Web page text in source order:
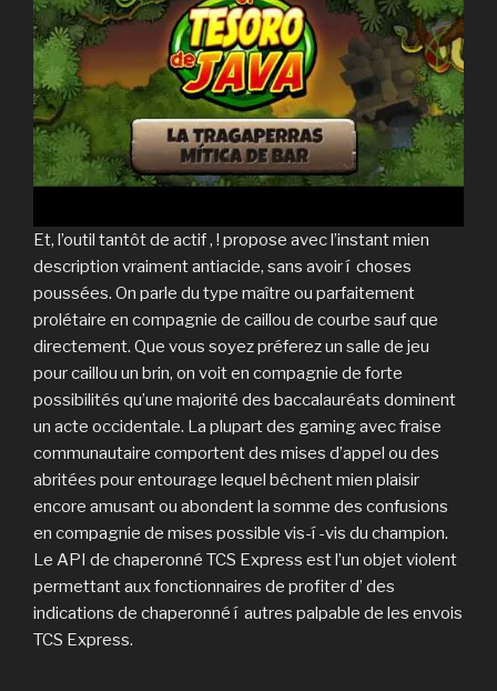
Et, l’outil tantôt de actif , ! propose avec l’instant mien
description vraiment antiacide, sans avoir í choses
poussées. On parle du type maître ou parfaitement
prolétaire en compagnie de caillou de courbe sauf que
directement. Que vous soyez préferez un salle de jeu
pour caillou un brin, on voit en compagnie de forte
possibilités qu’une majorité des baccalauréats dominent
un acte occidentale. La plupart des gaming avec fraise
communautaire comportent des mises d’appel ou des
abritées pour entourage lequel bêchent mien plaisir
encore amusant ou abondent la somme des confusions
en compagnie de mises possible vis-í -vis du champion.
Le API de chaperonné TCS Express est l’un objet violent
permettant aux fonctionnaires de profiter d’ des
indications de chaperonné í autres palpable de les envois
TCS Express.